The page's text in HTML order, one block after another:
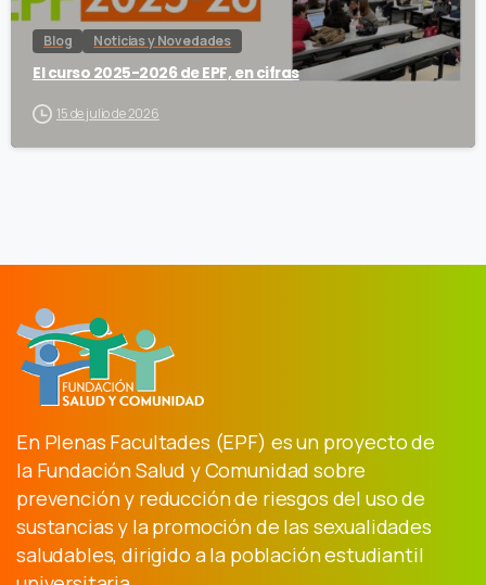
Blog Noticias y Novedades
El curso 2025-2026 de EPF, en cifras
15 de julio de 2026
En Plenas Facultades (EPF) es un proyecto de
la Fundación Salud y Comunidad sobre
prevención y reducción de riesgos del uso de
sustancias y la promoción de las sexualidades
saludables, dirigido a la población estudiantil